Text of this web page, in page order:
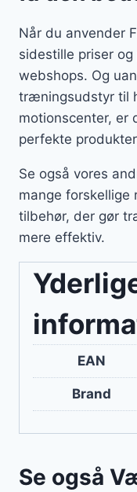
Når du anvender
sidestille priser
webshops. Og
træningsudstyr til
motionscenter, er
perfekte
Se også vores
mange forskellige
tilbehør, der gør
mere effektiv.
EAN
Brand
Se også